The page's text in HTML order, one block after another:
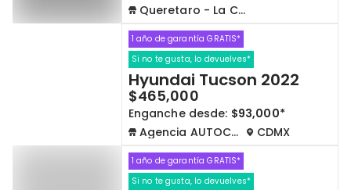
Queretaro - La Capilla
1 año de garantía GRATIS*
Si no te gusta, lo devuelves*
Hyundai Tucson 2022
$465,000
Enganche desde: $93,000*
Agencia AUTOCOM
CDMX
1 año de garantía GRATIS*
Si no te gusta, lo devuelves*